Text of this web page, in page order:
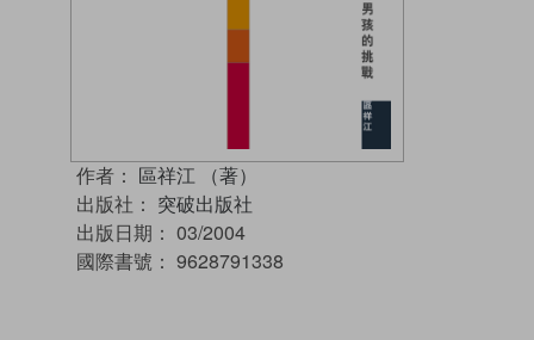
作者： 區祥江 （著）
出版社： 突破出版社
出版日期： 03/2004
國際書號： 9628791338